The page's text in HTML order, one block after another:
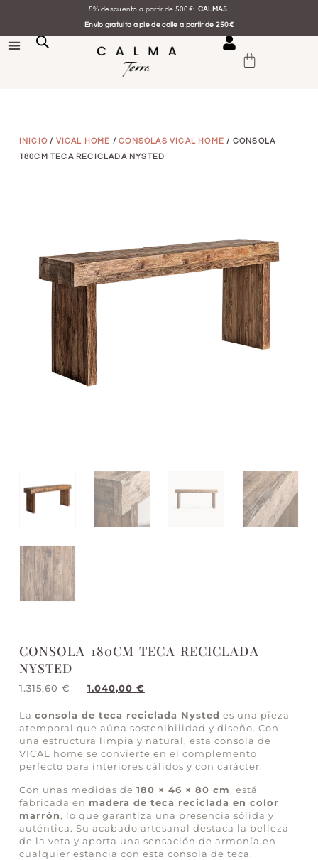
5% descuento a partir de 500€: CALMA5
Envío gratuito a pie de calle a partir de 250€
INICIO / VICAL HOME /CONSOLAS VICAL HOME / CONSOLA
180CM TECA RECICLADA NYSTED
CONSOLA 180CM TECA RECICLADA
NYSTED
1.315,60€ 1.040,00 €
La consola de teca reciclada Nysted es una pieza
atemporal que aúna sostenibilidad y diseño. Con
una estructura limpia y natural, esta consola de
VICAL home se convierte en el complemento
perfecto para interiores cálidos y con carácter.
Con unas medidas de 180 × 46 × 80 cm, está
fabricada en madera de teca reciclada en color
marrón, lo que garantiza una presencia sólida y
auténtica. Su acabado artesanal destaca la belleza
de la veta y aporta una sensación de armonía en
cualquier estancia con esta consola de teca.